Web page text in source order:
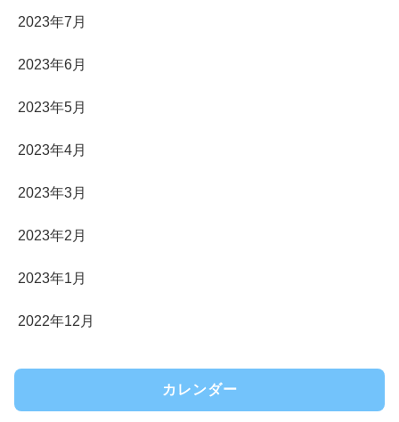
2023年7月
2023年6月
2023年5月
2023年4月
2023年3月
2023年2月
2023年1月
2022年12月
カレンダー